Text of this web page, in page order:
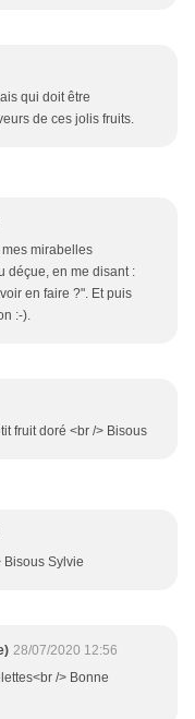
qui doit être
de ces jolis fruits.
mirabelles
déçue, en me disant :
en faire ?". Et puis
:-).
fruit doré <br /> Bisous
Bisous Sylvie
28/07/2020 12:56
/> Bonne